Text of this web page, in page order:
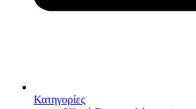
Κατηγορίες